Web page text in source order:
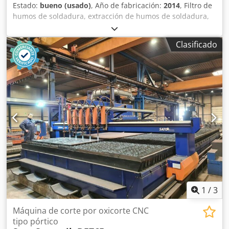
Estado: bueno (usado), Año de fabricación: 2014, Filtro de
humos de soldadura, extracción de humos de soldadura,
extracción de humos de soldadura por estaño, pequeño
aspirador de polvo - Fabricante: TEKA, extracción móvil de
humos de soldadura tipo Strongmaster IFA - Potencia: 1,1
kW - Caudal de aire: 3000 m³/h - Brazo de aspiración: Ø
160 mm x 4000 mm - Dimensiones de transporte:
950/670/Alto1365 mm Cjdozblywepfx Agmerf - Peso: 196 kg
Clasificado
1 /3
Máquina de corte por oxicorte CNC
tipo pórtico